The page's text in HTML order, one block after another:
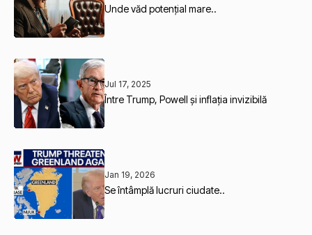
Unde văd potențial mare..
Jul 17, 2025
Între Trump, Powell și inflația invizibilă
Jan 19, 2026
Se întâmplă lucruri ciudate..